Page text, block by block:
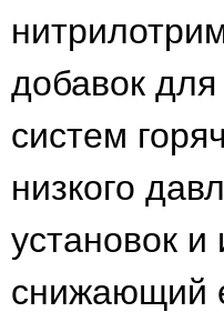
добавок
систем
низкого
установок
снижающий